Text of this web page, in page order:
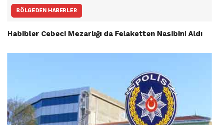
BÖLGEDEN HABERLER
Habibler Cebeci Mezarlığı da Felaketten Nasibini Aldı